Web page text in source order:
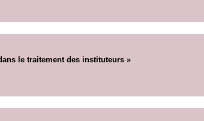
le traitement des instituteurs »